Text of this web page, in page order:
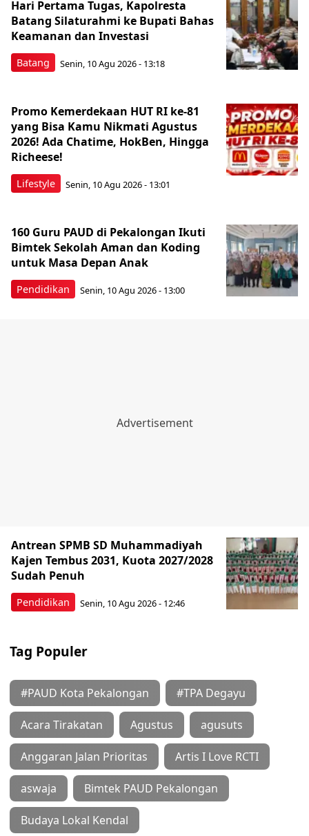
Batang
Hari Pertama Tugas, Kapolresta
Batang Silaturahmi ke Bupati Bahas
Keamanan dan Investasi
Senin, 10 Agu 2026 - 13:18
Lifestyle
Promo Kemerdekaan HUT RI ke-81
yang Bisa Kamu Nikmati Agustus
2026! Ada Chatime, HokBen, Hingga
Richeese!
Senin, 10 Agu 2026 - 13:01
Pendidikan
160 Guru PAUD di Pekalongan Ikuti
Bimtek Sekolah Aman dan Koding
untuk Masa Depan Anak
Senin, 10 Agu 2026 - 13:00
Pendidikan
Antrean SPMB SD Muhammadiyah
Kajen Tembus 2031, Kuota 2027/2028
Sudah Penuh
Senin, 10 Agu 2026 - 12:46
Tag Populer
#PAUD Kota Pekalongan #TPA Degayu
Acara Tirakatan Agustus agusuts
Anggaran Jalan Prioritas Artis I Love RCTI
aswaja Bimtek PAUD Pekalongan
Budaya Lokal Kendal